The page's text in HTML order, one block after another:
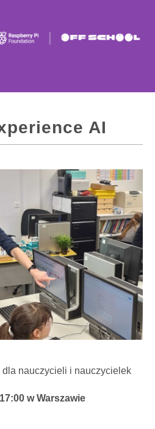
AI
nauczycieli i nauczycielek
w Warszawie